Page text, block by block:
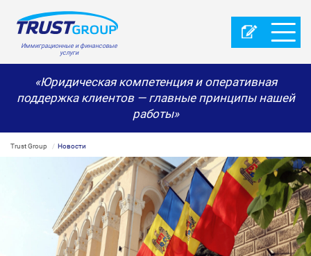
Иммиграционные и финансовые
услуги
«Юридическая компетенция и оперативная
поддержка клиентов — главные принципы нашей
работы»
Trust Group Новости